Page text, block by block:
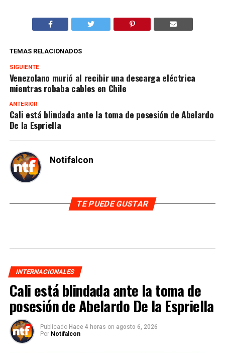
TEMAS RELACIONADOS
SIGUIENTE
Venezolano murió al recibir una descarga eléctrica
mientras robaba cables en Chile
ANTERIOR
Cali está blindada ante la toma de posesión de Abelardo
De la Espriella
Notifalcon
TE PUEDE GUSTAR
INTERNACIONALES
Cali está blindada ante la toma de
posesión de Abelardo De la Espriella
Publicado Hace 4 horas on agosto 6, 2026
Por Notifalcon